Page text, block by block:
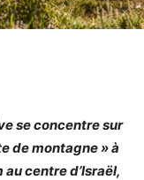
se concentre sur
de montagne » à
centre d’Israël,